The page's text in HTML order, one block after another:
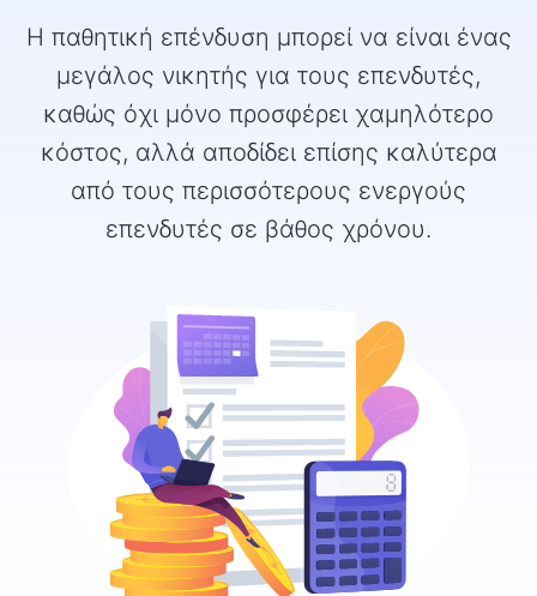
Η παθητική επένδυση μπορεί να είναι ένας
μεγάλος νικητής για τους επενδυτές,
καθώς όχι μόνο προσφέρει χαμηλότερο
κόστος, αλλά αποδίδει επίσης καλύτερα
από τους περισσότερους ενεργούς
επενδυτές σε βάθος χρόνου.